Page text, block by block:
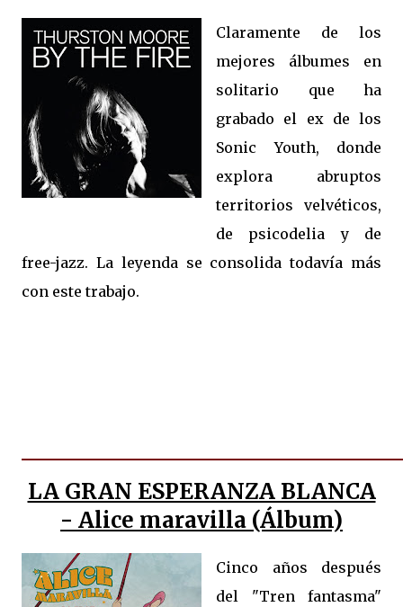
Claramente de los
mejores álbumes en
solitario que ha
grabado el ex de los
Sonic Youth, donde
explora abruptos
territorios velvéticos,
de psicodelia y de
free-jazz. La leyenda se consolida todavía más
con este trabajo.
LA GRAN ESPERANZA BLANCA
- Alice maravilla (Álbum)
Cinco años después
del "Tren fantasma"